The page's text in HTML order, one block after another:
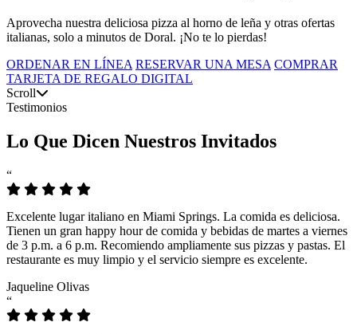
Aprovecha nuestra deliciosa pizza al horno de leña y otras ofertas
italianas, solo a minutos de Doral. ¡No te lo pierdas!
ORDENAR EN LÍNEA RESERVAR UNA MESA COMPRAR
TARJETA DE REGALO DIGITAL
Scroll
Testimonios
Lo Que Dicen Nuestros Invitados
“
Excelente lugar italiano en Miami Springs. La comida es deliciosa.
Tienen un gran happy hour de comida y bebidas de martes a viernes
de 3 p.m. a 6 p.m. Recomiendo ampliamente sus pizzas y pastas. El
restaurante es muy limpio y el servicio siempre es excelente.
Jaqueline Olivas
“